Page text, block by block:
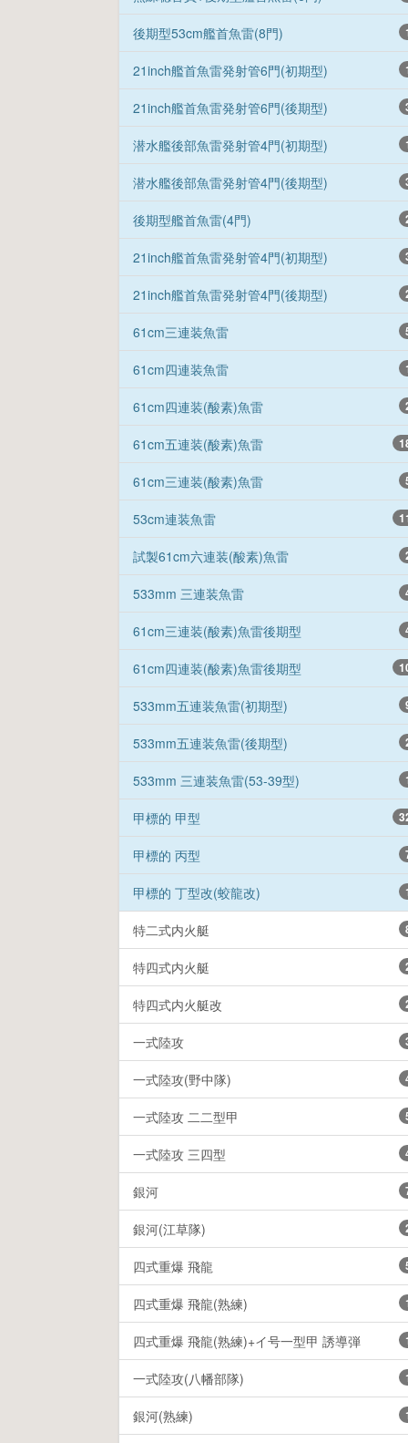
後期型53cm艦首魚雷(8門)
21inch艦首魚雷発射管6門(初期型)
21inch艦首魚雷発射管6門(後期型)
潜水艦後部魚雷発射管4門(初期型)
潜水艦後部魚雷発射管4門(後期型)
後期型艦首魚雷(4門)
21inch艦首魚雷発射管4門(初期型)
21inch艦首魚雷発射管4門(後期型)
61cm三連装魚雷
61cm四連装魚雷
61cm四連装(酸素)魚雷
61cm五連装(酸素)魚雷
61cm三連装(酸素)魚雷
53cm連装魚雷
試製61cm六連装(酸素)魚雷
533mm 三連装魚雷
61cm三連装(酸素)魚雷後期型
61cm四連装(酸素)魚雷後期型
533mm五連装魚雷(初期型)
533mm五連装魚雷(後期型)
533mm 三連装魚雷(53-39型)
甲標的 甲型
甲標的 丙型
甲標的 丁型改(蛟龍改)
特二式内火艇
特四式内火艇
特四式内火艇改
一式陸攻
一式陸攻(野中隊)
一式陸攻 二二型甲
一式陸攻 三四型
銀河
銀河(江草隊)
四式重爆 飛龍
四式重爆 飛龍(熟練)
四式重爆 飛龍(熟練)+イ号一型甲 誘導弾
一式陸攻(八幡部隊)
銀河(熟練)